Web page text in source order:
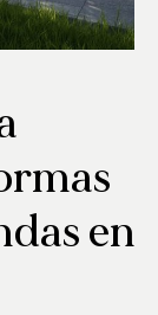
en